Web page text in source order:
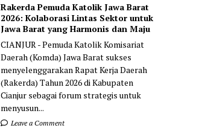
Rakerda Pemuda Katolik Jawa Barat
2026: Kolaborasi Lintas Sektor untuk
Jawa Barat yang Harmonis dan Maju
CIANJUR - Pemuda Katolik Komisariat
Daerah (Komda) Jawa Barat sukses
menyelenggarakan Rapat Kerja Daerah
(Rakerda) Tahun 2026 di Kabupaten
Cianjur sebagai forum strategis untuk
menyusun...
Leave a Comment